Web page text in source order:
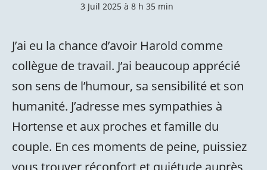
3 Juil 2025 à 8 h 35 min
J’ai eu la chance d’avoir Harold comme
collègue de travail. J’ai beaucoup apprécié
son sens de l’humour, sa sensibilité et son
humanité. J’adresse mes sympathies à
Hortense et aux proches et famille du
couple. En ces moments de peine, puissiez
vous trouver réconfort et quiétude auprès